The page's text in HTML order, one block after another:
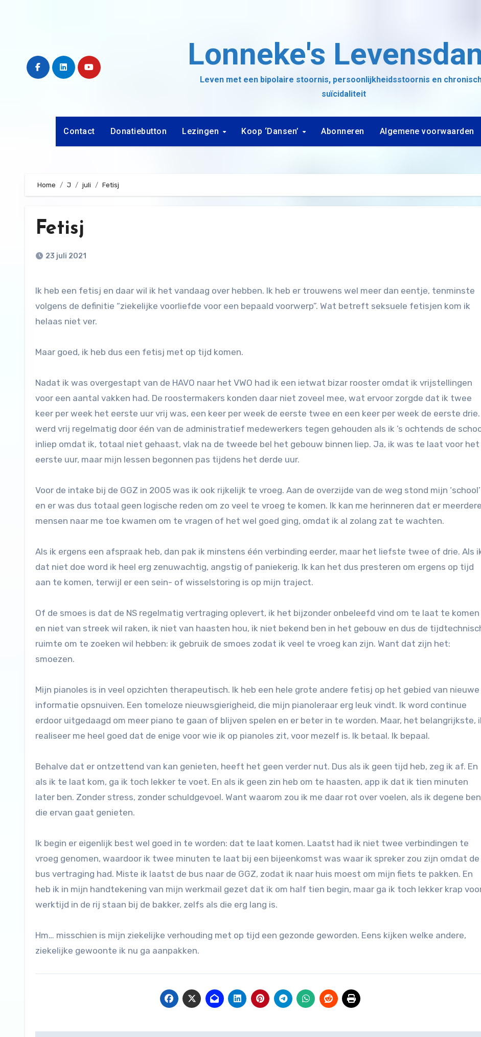
Lonneke's
Leven met een bipolaire stoornis, persoonlijkheidsstoornis en
suïcidaliteit
Contact Donatiebutton Lezingen Koop ‘Dansen’ Abonneren Algemene voorwaarden
Home J juli Fetisj
Fetisj
23 juli 2021
Ik heb een fetisj en daar wil ik het vandaag over hebben. Ik heb er trouwens wel meer dan eentje, tenminste
volgens de definitie “ziekelijke voorliefde voor een bepaald voorwerp”. Wat betreft seksuele fetisjen kom ik
helaas niet ver.
Maar goed, ik heb dus een fetisj met op tijd komen.
Nadat ik was overgestapt van de HAVO naar het VWO had ik een ietwat bizar rooster omdat ik vrijstellingen
voor een aantal vakken had. De roostermakers konden daar niet zoveel mee, wat ervoor zorgde dat ik twee
keer per week het eerste uur vrij was, een keer per week de eerste twee en een keer per week de eerste drie.
werd vrij regelmatig door één van de administratief medewerkers tegen gehouden als ik ’s ochtends de
inliep omdat ik, totaal niet gehaast, vlak na de tweede bel het gebouw binnen liep. Ja, ik was te laat voor het
eerste uur, maar mijn lessen begonnen pas tijdens het derde uur.
Voor de intake bij de GGZ in 2005 was ik ook rijkelijk te vroeg. Aan de overzijde van de weg stond mijn ‘school’
en er was dus totaal geen logische reden om zo veel te vroeg te komen. Ik kan me herinneren dat er meerdere
mensen naar me toe kwamen om te vragen of het wel goed ging, omdat ik al zolang zat te wachten.
Als ik ergens een afspraak heb, dan pak ik minstens één verbinding eerder, maar het liefste twee of drie. Als
dat niet doe word ik heel erg zenuwachtig, angstig of paniekerig. Ik kan het dus presteren om ergens op tijd
aan te komen, terwijl er een sein- of wisselstoring is op mijn traject.
Of de smoes is dat de NS regelmatig vertraging oplevert, ik het bijzonder onbeleefd vind om te laat te komen
en niet van streek wil raken, ik niet van haasten hou, ik niet bekend ben in het gebouw en dus de
ruimte om te zoeken wil hebben: ik gebruik de smoes zodat ik veel te vroeg kan zijn. Want dat zijn het:
smoezen.
Mijn pianoles is in veel opzichten therapeutisch. Ik heb een hele grote andere fetisj op het gebied van nieuwe
informatie opsnuiven. Een tomeloze nieuwsgierigheid, die mijn pianoleraar erg leuk vindt. Ik word continue
erdoor uitgedaagd om meer piano te gaan of blijven spelen en er beter in te worden. Maar, het belangrijkste,
realiseer me heel goed dat de enige voor wie ik op pianoles zit, voor mezelf is. Ik betaal. Ik bepaal.
Behalve dat er ontzettend van kan genieten, heeft het geen verder nut. Dus als ik geen tijd heb, zeg ik af. En
als ik te laat kom, ga ik toch lekker te voet. En als ik geen zin heb om te haasten, app ik dat ik tien minuten
later ben. Zonder stress, zonder schuldgevoel. Want waarom zou ik me daar rot over voelen, als ik degene ben
die ervan gaat genieten.
Ik begin er eigenlijk best wel goed in te worden: dat te laat komen. Laatst had ik niet twee verbindingen te
vroeg genomen, waardoor ik twee minuten te laat bij een bijeenkomst was waar ik spreker zou zijn omdat de
bus vertraging had. Miste ik laatst de bus naar de GGZ, zodat ik naar huis moest om mijn fiets te pakken. En
heb ik in mijn handtekening van mijn werkmail gezet dat ik om half tien begin, maar ga ik toch lekker krap
werktijd in de rij staan bij de bakker, zelfs als die erg lang is.
Hm… misschien is mijn ziekelijke verhouding met op tijd een gezonde geworden. Eens kijken welke andere,
ziekelijke gewoonte ik nu ga aanpakken.